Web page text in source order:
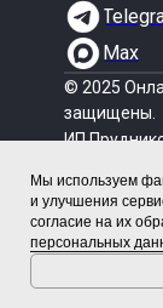
Max
© 2025
защищены.
ИП
ОГРН:
Согласие
Политика
Мы используем
и улучшения
согласие на их
персональных